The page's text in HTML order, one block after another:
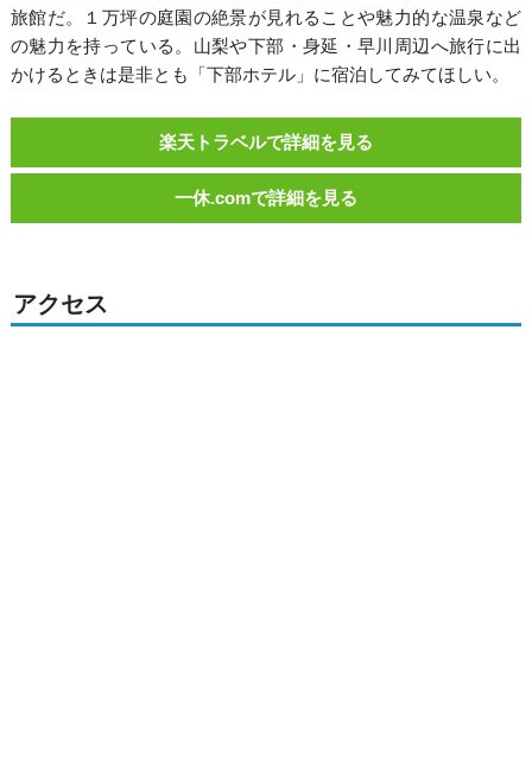
旅館だ。１万坪の庭園の絶景が見れることや魅力的な温泉など
の魅力を持っている。山梨や下部・身延・早川周辺へ旅行に出
かけるときは是非とも「下部ホテル」に宿泊してみてほしい。
楽天トラベルで詳細を見る
一休.comで詳細を見る
アクセス